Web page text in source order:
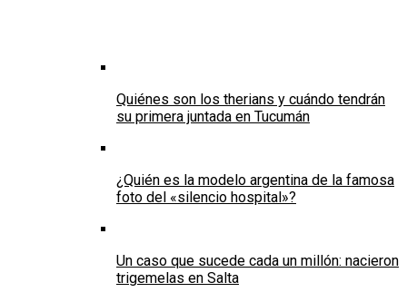
Quiénes son los therians y cuándo tendrán
su primera juntada en Tucumán
¿Quién es la modelo argentina de la famosa
foto del «silencio hospital»?
Un caso que sucede cada un millón: nacieron
trigemelas en Salta